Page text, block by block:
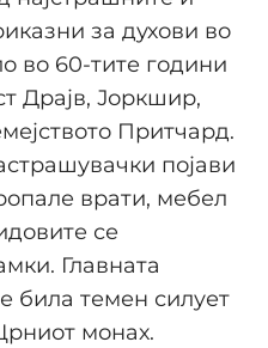
за духови во
во 60-тите години
Драјв, Јоркшир,
Притчард.
појави
врати, мебел
се
Главната
била темен силует
монах.